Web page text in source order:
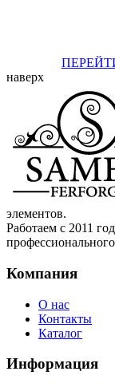
наверх
элементов.
Работаем с 2011
профессионального
Компания
О нас
Контакты
Каталог
Информация